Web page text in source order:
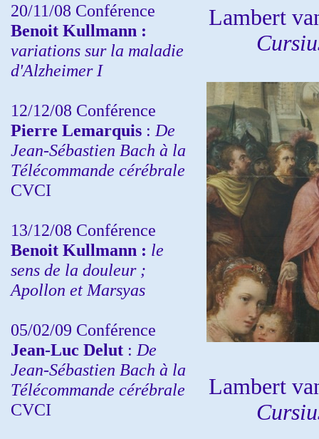
20/11/08 Conférence
Benoit Kullmann :
variations sur la maladie
d'Alzheimer I
12/12/08 Conférence
Pierre Lemarquis : De
Jean-Sébastien Bach à la
Télécommande cérébrale
CVCI
13/12/08 Conférence
Benoit Kullmann : le
sens de la douleur ;
Apollon et Marsyas
05/02/09 Conférence
Jean-Luc Delut : De
Jean-Sébastien Bach à la
Télécommande cérébrale
CVCI
Lambert
Lambert